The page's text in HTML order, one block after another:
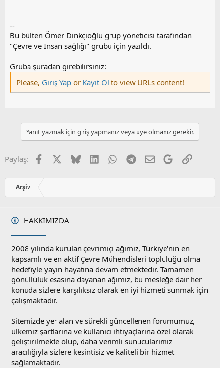
--
Bu bülten Ömer Dinkçioğlu grup yöneticisi tarafından
"Çevre ve İnsan sağlığı" grubu için yazıldı.
Gruba şuradan girebilirsiniz:
Please, Giriş Yap or Kayıt Ol to view URLs content!
Yanıt yazmak için giriş yapmanız veya üye olmanız gerekir.
Paylaş: Facebook BlueskyLinkedInWhatsApp
Telegram
E-postaGoogleLink
Arşiv
HAKKIMIZDA
2008 yılında kurulan çevrimiçi ağımız, Türkiye'nin en
kapsamlı ve en aktif Çevre Mühendisleri topluluğu olma
hedefiyle yayın hayatına devam etmektedir. Tamamen
gönüllülük esasına dayanan ağımız, bu mesleğe dair her
konuda sizlere karşılıksız olarak en iyi hizmeti sunmak için
çalışmaktadır.
Sitemizde yer alan ve sürekli güncellenen forumumuz,
ülkemiz şartlarına ve kullanıcı ihtiyaçlarına özel olarak
geliştirilmekte olup, daha verimli sunucularımız
aracılığıyla sizlere kesintisiz ve kaliteli bir hizmet
sağlamaktadır.